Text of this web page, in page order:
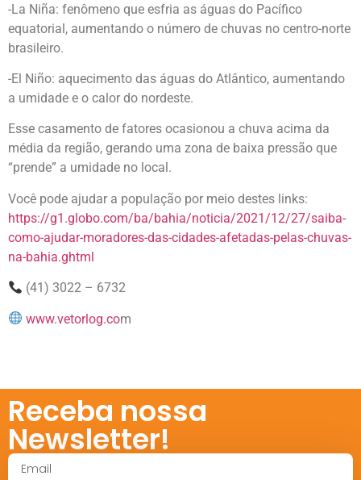
-La Niña: fenômeno que esfria as águas do Pacífico
equatorial, aumentando o número de chuvas no centro-norte
brasileiro.
-El Niño: aquecimento das águas do Atlântico, aumentando
a umidade e o calor do nordeste.
Esse casamento de fatores ocasionou a chuva acima da
média da região, gerando uma zona de baixa pressão que
“prende” a umidade no local.
Você pode ajudar a população por meio destes links:
https://g1.globo.com/ba/bahia/noticia/2021/12/27/saiba-
como-ajudar-moradores-das-cidades-afetadas-pelas-chuvas-
na-bahia.ghtml
(41) 3022 – 6732⠀
www.vetorlog.com
Receba nossa
Newsletter!